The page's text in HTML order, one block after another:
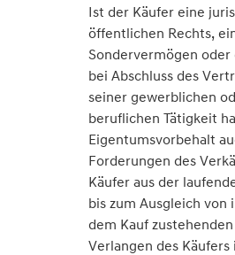
Ist der Käufer eine
öffentlichen Rechts,
Sondervermögen
bei Abschluss des
seiner gewerblichen
beruflichen Tätigkeit
Eigentumsvorbehalt
Forderungen des
Käufer aus der
bis zum Ausgleich von
dem Kauf
Verlangen des